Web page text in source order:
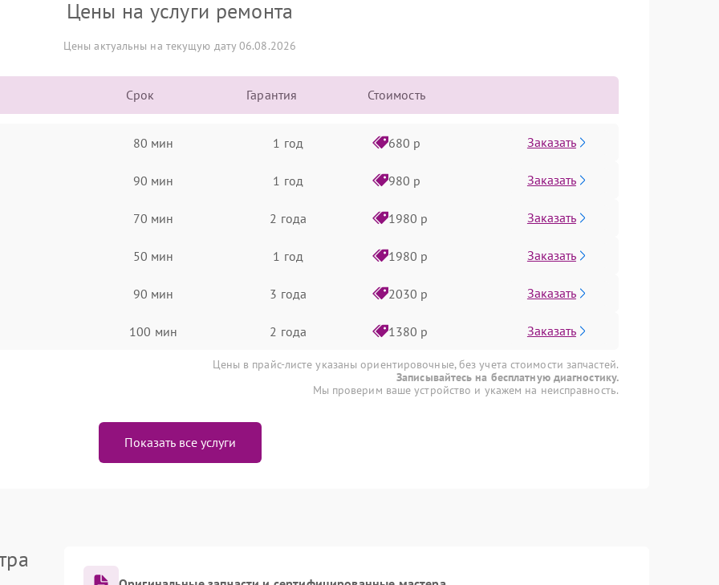
Цены на услуги ремонта
Цены актуальны на текущую дату 06.08.2026
Срок Гарантия Стоимость
80 мин 1 год 680 р Заказать
90 мин 1 год 980 р Заказать
70 мин 2 года 1980 р Заказать
50 мин 1 год 1980 р Заказать
90 мин 3 года 2030 р Заказать
100 мин 2 года 1380 р Заказать
Цены в прайс-листе указаны ориентировочные, без учета стоимости запчастей.
Записывайтесь на бесплатную диагностику.
Мы проверим ваше устройство и укажем на неисправность.
Показать все услуги